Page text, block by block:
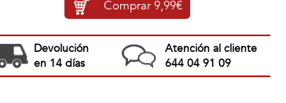
Comprar 9,99€
Devolución
en 14 días
Atención al cliente
644 04 91 09